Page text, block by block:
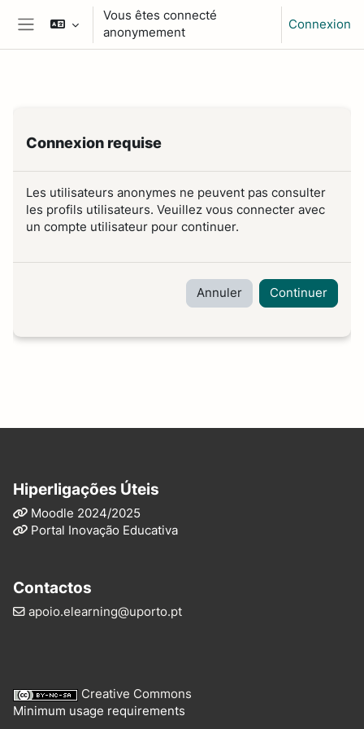
Passer au contenu principal
Panneau latéral
Vous êtes connecté
anonymement
Connexion
Connexion requise
Les utilisateurs anonymes ne peuvent pas consulter
les profils utilisateurs. Veuillez vous connecter avec
un compte utilisateur pour continuer.
Annuler Continuer
Hiperligações Úteis
Moodle 2024/2025
Portal Inovação Educativa
Contactos
apoio.elearning@uporto.pt
Creative Commons
Minimum usage requirements